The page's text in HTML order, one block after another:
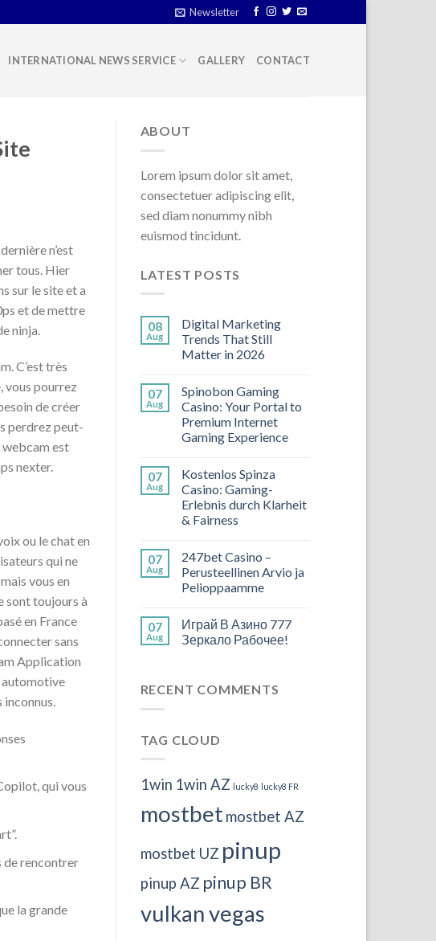
Newsletter
INTERNATIONAL NEWS SERVICE GALLERY CONTACT
n’est
tous. Hier
sur le site et a
et de mettre
ninja.
C’est très
vous pourrez
de créer
perdrez peut-
webcam est
nexter.
ou le chat en
qui ne
vous en
sont toujours à
en France
sans
Application
automotive
inconnus.
qui vous
de rencontrer
la grande
ABOUT
Lorem ipsum dolor sit amet,
consectetuer adipiscing elit,
sed diam nonummy nibh
euismod tincidunt.
LATEST POSTS
08
Aug
Digital Marketing
Trends That Still
Matter in 2026
07
Aug
Spinobon Gaming
Casino: Your Portal to
Premium Internet
Gaming Experience
07
Aug
Kostenlos Spinza
Casino: Gaming-
Erlebnis durch Klarheit
& Fairness
07
Aug
247bet Casino –
Perusteellinen Arvio ja
Pelioppaamme
07
Aug
Играй В Азино 777
Зеркало Рабочее!
RECENT COMMENTS
TAG CLOUD
1win 1win AZ lucky8 lucky8 FR
mostbet mostbet AZ
mostbet UZ pinup
pinup AZ pinup BR
vulkan vegas